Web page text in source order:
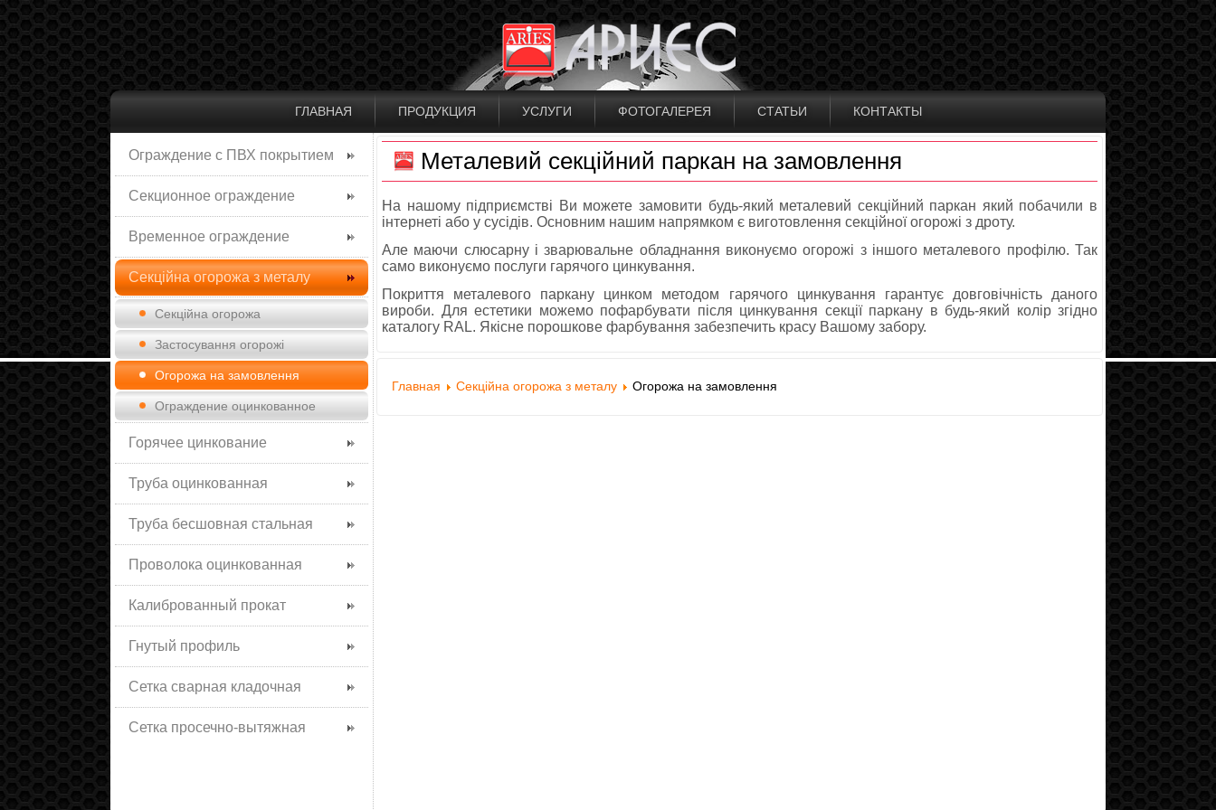
ГЛАВНАЯ ПРОДУКЦИЯ УСЛУГИ ФОТОГАЛЕРЕЯ СТАТЬИ КОНТАКТЫ
Ограждение с ПВХ покрытием
Секционное ограждение
Временное ограждение
Секційна огорожа з металу
Секційна огорожа
Застосування огорожі
Огорожа на замовлення
Ограждение оцинкованное
Горячее цинкование
Труба оцинкованная
Труба бесшовная стальная
Проволока оцинкованная
Калиброванный прокат
Гнутый профиль
Сетка сварная кладочная
Сетка просечно-вытяжная
Металевий секційний паркан на замовлення
На нашому підприємстві Ви можете замовити будь-який металевий секційний паркан який побачили в
інтернеті або у сусідів. Основним нашим напрямком є виготовлення секційної огорожі з дроту.
Але маючи слюсарну і зварювальне обладнання виконуємо огорожі з іншого металевого профілю. Так
само виконуємо послуги гарячого цинкування.
Покриття металевого паркану цинком методом гарячого цинкування гарантує довговічність даного
вироби. Для естетики можемо пофарбувати після цинкування секції паркану в будь-який колір згідно
каталогу RAL. Якісне порошкове фарбування забезпечить красу Вашому забору.
Главная Секційна огорожа з металу Огорожа на замовлення